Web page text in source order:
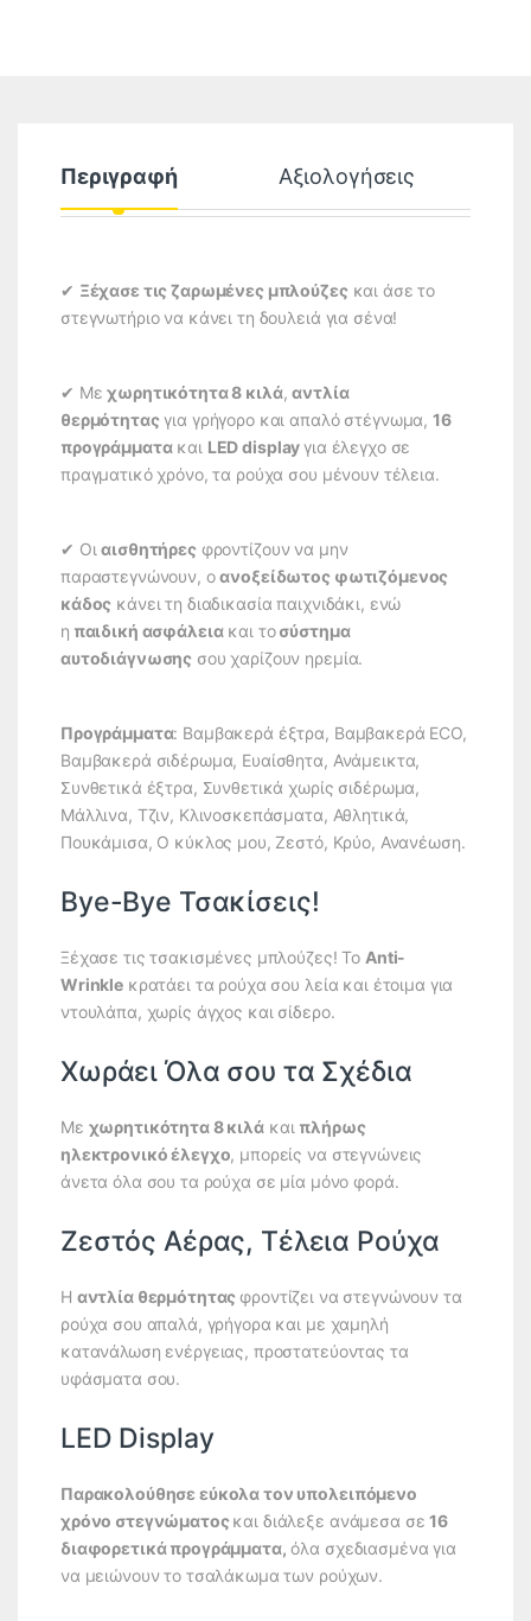
Περιγραφή Αξιολογήσεις
✔ Ξέχασε τις ζαρωμένες μπλούζες και άσε το
στεγνωτήριο να κάνει τη δουλειά για σένα!
✔ Μεχωρητικότητα 8 κιλά,αντλία
θερμότητας για γρήγορο και απαλό στέγνωμα, 16
προγράμματακαι LED displayγια έλεγχο σε
πραγματικό χρόνο, τα ρούχα σου μένουν τέλεια.
✔ Οιαισθητήρες φροντίζουν να μην
παραστεγνώνουν, οανοξείδωτος φωτιζόμενος
κάδος κάνει τη διαδικασία παιχνιδάκι, ενώ
η παιδική ασφάλειακαι τοσύστημα
αυτοδιάγνωσης σου χαρίζουν ηρεμία.
Προγράμματα: Βαμβακερά έξτρα, Βαμβακερά ECO,
Βαμβακερά σιδέρωμα, Ευαίσθητα, Ανάμεικτα,
Συνθετικά έξτρα, Συνθετικά χωρίς σιδέρωμα,
Μάλλινα, Τζιν, Κλινοσκεπάσματα, Αθλητικά,
Πουκάμισα, Ο κύκλος μου, Ζεστό, Κρύο, Ανανέωση.
Bye-Bye Τσακίσεις!
Ξέχασε τις τσακισμένες μπλούζες! Το Anti-
Wrinkle κρατάει τα ρούχα σου λεία και έτοιμα για
ντουλάπα, χωρίς άγχος και σίδερο.
Χωράει Όλα σου τα Σχέδια
Με χωρητικότητα 8 κιλάκαι πλήρως
ηλεκτρονικό έλεγχο, μπορείς να στεγνώνεις
άνετα όλα σου τα ρούχα σε μία μόνο φορά.
Ζεστός Αέρας, Τέλεια Ρούχα
Η αντλία θερμότηταςφροντίζει να στεγνώνουν τα
ρούχα σου απαλά, γρήγορα και με χαμηλή
κατανάλωση ενέργειας, προστατεύοντας τα
υφάσματα σου.
LED Display
Παρακολούθησε εύκολα τον υπολειπόμενο
χρόνο στεγνώματος και διάλεξε ανάμεσα σε16
διαφορετικά προγράμματα, όλα σχεδιασμένα για
να μειώνουν το τσαλάκωμα των ρούχων.